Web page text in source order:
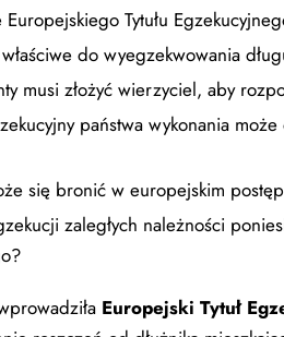
Europejskiego Tytułu
do wyegzekwowania
musi złożyć wierzyciel, aby
państwa wykonania
się bronić w europejskim
zaległych należności
Europejski Tytuł